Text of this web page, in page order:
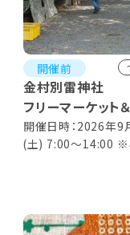
開催前
金村別雷神社
フリーマーケット
市
開催日時：2026年9
(土) 7:00～14:00 ※